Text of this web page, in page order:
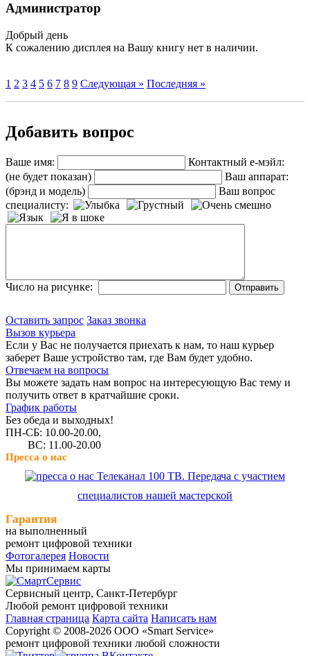
Администратор
Добрый день
К сожалению дисплея на Вашу книгу нет в наличии.
1 2 3 4 5 6 7 8 9 Следующая » Последняя »
Добавить вопрос
Ваше имя:
Контактный е-мэйл:
(не будет показан)
Ваш аппарат:
(брэнд и модель)
Ваш вопрос
специалисту:
Число на рисунке:
Оставить запрос Заказ звонка
Вызов курьера
Если у Вас не получается приехать к нам, то наш курьер
заберет Ваше устройство там, где Вам будет удобно.
Отвечаем на вопросы
Вы можете задать нам вопрос на интересующую Вас тему и
получить ответ в кратчайшие сроки.
График работы
Без обеда и выходных!
ПН-СБ: 10.00-20.00,
ВС: 11.00-20.00
Пресса о нас
Телеканал 100 ТВ. Передача с участием
специалистов нашей мастерской
Гарантия
на выполненный
ремонт цифровой техники
Фотогалерея Новости
Мы принимаем карты
Сервисный центр, Cанкт-Петербург
Любой ремонт цифровой техники
Главная страница Карта сайта Написать нам
Copyright © 2008-2026 ООО «Smart Service»
ремонт цифровой техники любой сложности